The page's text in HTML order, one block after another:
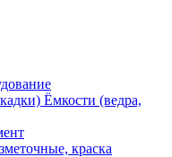
Ёмкости (ведра,
краска